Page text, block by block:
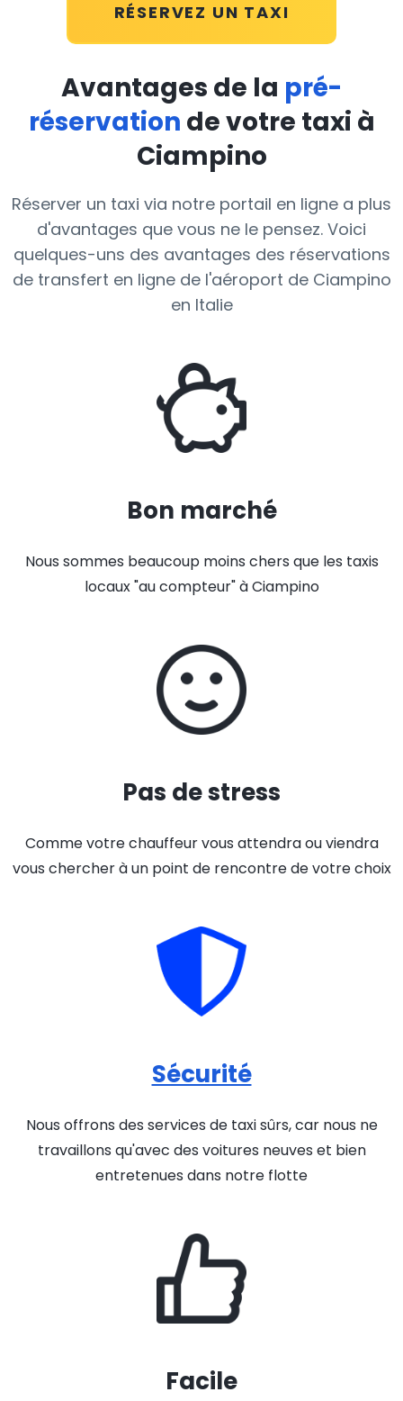
RÉSERVEZ UN TAXI
Avantages de la pré-
réservation de votre taxi à
Ciampino
Réserver un taxi via notre portail en ligne a plus
d'avantages que vous ne le pensez. Voici
quelques-uns des avantages des réservations
de transfert en ligne de l'aéroport de Ciampino
en Italie
Bon marché
Nous sommes beaucoup moins chers que les taxis
locaux "au compteur" à Ciampino
Pas de stress
Comme votre chauffeur vous attendra ou viendra
vous chercher à un point de rencontre de votre choix
Sécurité
Nous offrons des services de taxi sûrs, car nous ne
travaillons qu'avec des voitures neuves et bien
entretenues dans notre flotte
Facile